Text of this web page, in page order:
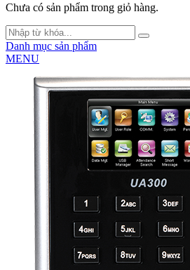
Chưa có sản phẩm trong giỏ hàng.
Danh mục sản phẩm
MENU